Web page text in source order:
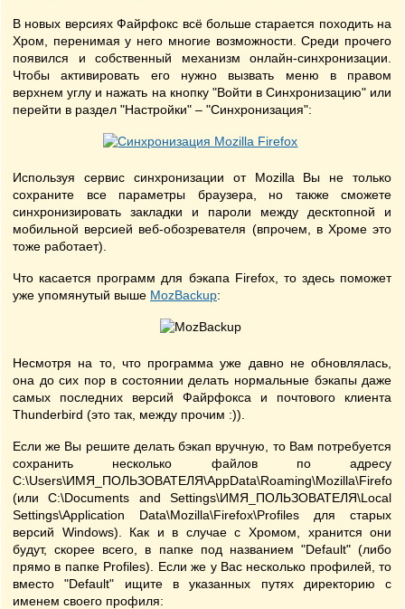
В новых версиях Файрфокс всё больше старается походить на
Хром, перенимая у него многие возможности. Среди прочего
появился и собственный механизм онлайн-синхронизации.
Чтобы активировать его нужно вызвать меню в правом
верхнем углу и нажать на кнопку "Войти в Синхронизацию" или
перейти в раздел "Настройки" – "Синхронизация":
Используя сервис синхронизации от Mozilla Вы не только
сохраните все параметры браузера, но также сможете
синхронизировать закладки и пароли между десктопной и
мобильной версией веб-обозревателя (впрочем, в Хроме это
тоже работает).
Что касается программ для бэкапа Firefox, то здесь поможет
уже упомянутый выше MozBackup:
Несмотря на то, что программа уже давно не обновлялась,
она до сих пор в состоянии делать нормальные бэкапы даже
самых последних версий Файрфокса и почтового клиента
Thunderbird (это так, между прочим :)).
Если же Вы решите делать бэкап вручную, то Вам потребуется
сохранить несколько файлов по адресу
(или C:\Documents and Settings\ИМЯ_ПОЛЬЗОВАТЕЛЯ\Local
Settings\Application Data\Mozilla\Firefox\Profiles для старых
версий Windows). Как и в случае с Хромом, хранится они
будут, скорее всего, в папке под названием "Default" (либо
прямо в папке Profiles). Если же у Вас несколько профилей, то
вместо "Default" ищите в указанных путях директорию с
именем своего профиля: